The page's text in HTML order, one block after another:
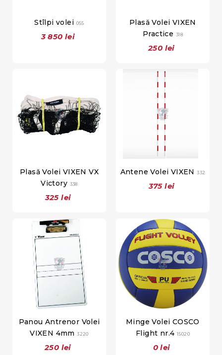
Stîlpi volei 055
3 850 lei
Plasă Volei VIXEN
Practice 318
250 lei
Plasă Volei VIXEN VX
Victory 338
325 lei
Antene Volei VIXEN332
375 lei
Panou Antrenor Volei
VIXEN 4mm3220
250 lei
Minge Volei COSCO
Flight nr.415020
0 lei